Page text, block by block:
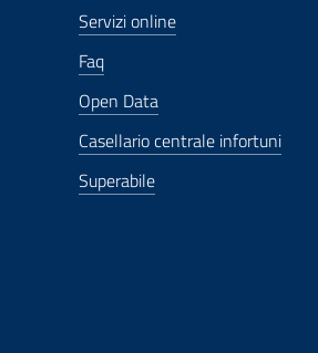
Servizi online
Faq
Open Data
Casellario centrale infortuni
Superabile